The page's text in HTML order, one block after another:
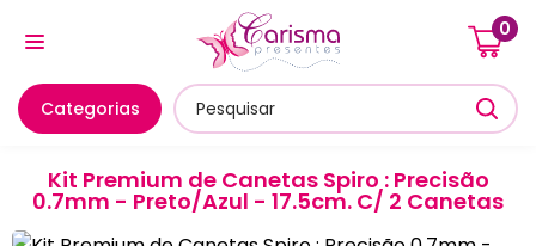
0
Categorias
Cozinha E Utensílios Mesa Posta E Servir Banheiro
Kit Premium de Canetas Spiro : Precisão
0.7mm - Preto/Azul - 17.5cm. C/ 2 Canetas